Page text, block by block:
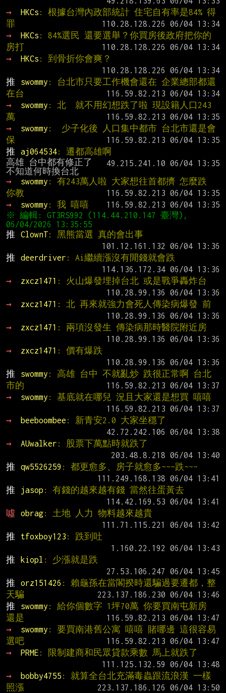
→
HKCs : 根據台灣內政部統計 住宅自有率是84% 得
罪
→
HKCs : 84%選民 還要選舉？你買房後政府把你的
房打
→
HKCs : 到骨折你會爽？
推
swommy : 台北市只要工作機會還在 企業總部都還
在台
→
swommy : 北  就不用幻想跌了啦 現設籍人口243
萬
→
swommy :  少子化後 人口集中都市 台北市還是會
保
推
aj064534: 遷都高雄啊
高雄 台中都有修正了
→
swommy : 有243萬人啦 大家想往首都擠 怎麼跌
你教
→
swommy : 我 嘻嘻
※ 編輯: GT3RS992 (114.44.210.147 臺灣),
推
ClownT: 黑熊當選 真的會出事
推
deerdriver : Ai繼續漲沒有閒錢就會跌
→
zxcz1471 : 火山爆發埋掉台北 或是戰爭轟炸台
→
zxcz1471 : 北 再來就強力會死人傳染病爆發 前
→
zxcz1471 : 兩項沒發生 傳染病那時醫院附近房
→
zxcz1471 : 價有爆跌
推
swommy : 高雄 台中 不就亂炒 跌很正常啊 台北
市的
→
swommy : 基底就在哪兒 況且大家還是想買 嘻嘻
→
beeboombee : 新青安2.0 大家坐穩了
→
AUwalker : 股票下萬點時就跌了
推
qw5526259 : 都更愈多、房子就愈多~~~跌~~~
推
jasop : 有錢的越來越有錢 當然往蛋黃去
噓
obrag: 土地 人力 物料越來越貴
推
tfoxboy123 : 跌到吐
推
kiopl : 少漲就是跌
推
orz151426 : 賴龜孫在當閣揆時還騙過要遷都，整
天騙
推
swommy : 給你個數字 1坪70萬 你要買南屯新房
還是
→
swommy : 要買南港舊公寓 嘻嘻 賭哪邊 這很容易
選吧
→
PRME : 限制建商和民眾貸款乘數 馬上就跌了
→
bobby4755 : 就算全台北充滿毒蟲跟流浪漢 一樣
照漲